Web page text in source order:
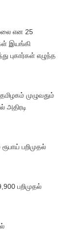
என 25
இயங்கி
புகார்கள் எழுந்த
முழுவதும்
அதிரடி
பறிமுதல்
பறிமுதல்